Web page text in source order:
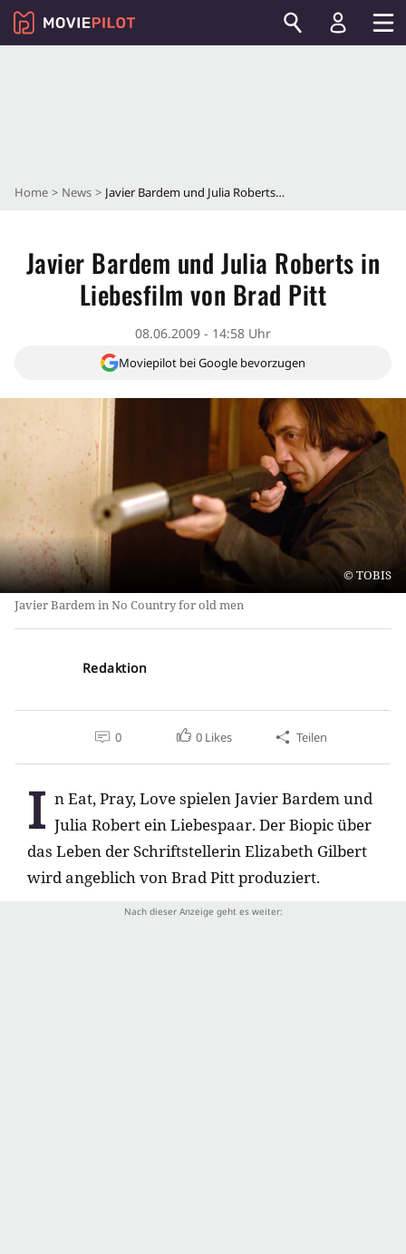
Home News Javier Bardem und Julia Roberts in Liebesfilm von Brad Pitt
Javier Bardem und Julia Roberts in
Liebesfilm von Brad Pitt
08.06.2009 - 14:58 Uhr
Moviepilot bei Google bevorzugen
TOBIS
Javier Bardem in No Country for old men
Redaktion
0 0 Likes Teilen
I n Eat, Pray, Love spielen Javier Bardem und
Julia Robert ein Liebespaar. Der Biopic über
das Leben der Schriftstellerin Elizabeth Gilbert
wird angeblich von Brad Pitt produziert.